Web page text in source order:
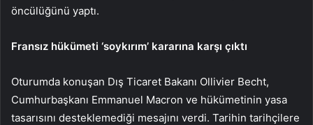
öncülüğünü yaptı.
Fransız hükümeti ‘soykırım’ kararına karşı çıktı
Oturumda konuşan Dış Ticaret Bakanı Ollivier Becht,
Cumhurbaşkanı Emmanuel Macron ve hükümetinin yasa
tasarısını desteklemediği mesajını verdi. Tarihin tarihçilere